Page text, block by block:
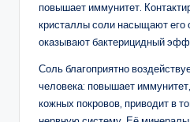
повышает иммунитет.
кристаллы соли насыщают его
оказывают бактерицидный
Соль благоприятно
человека: повышает
кожных покровов, приводит в